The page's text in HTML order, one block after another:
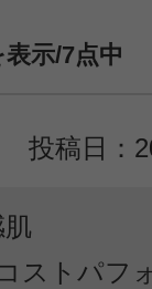
示/7点中
投稿日：
肌
ストパフ